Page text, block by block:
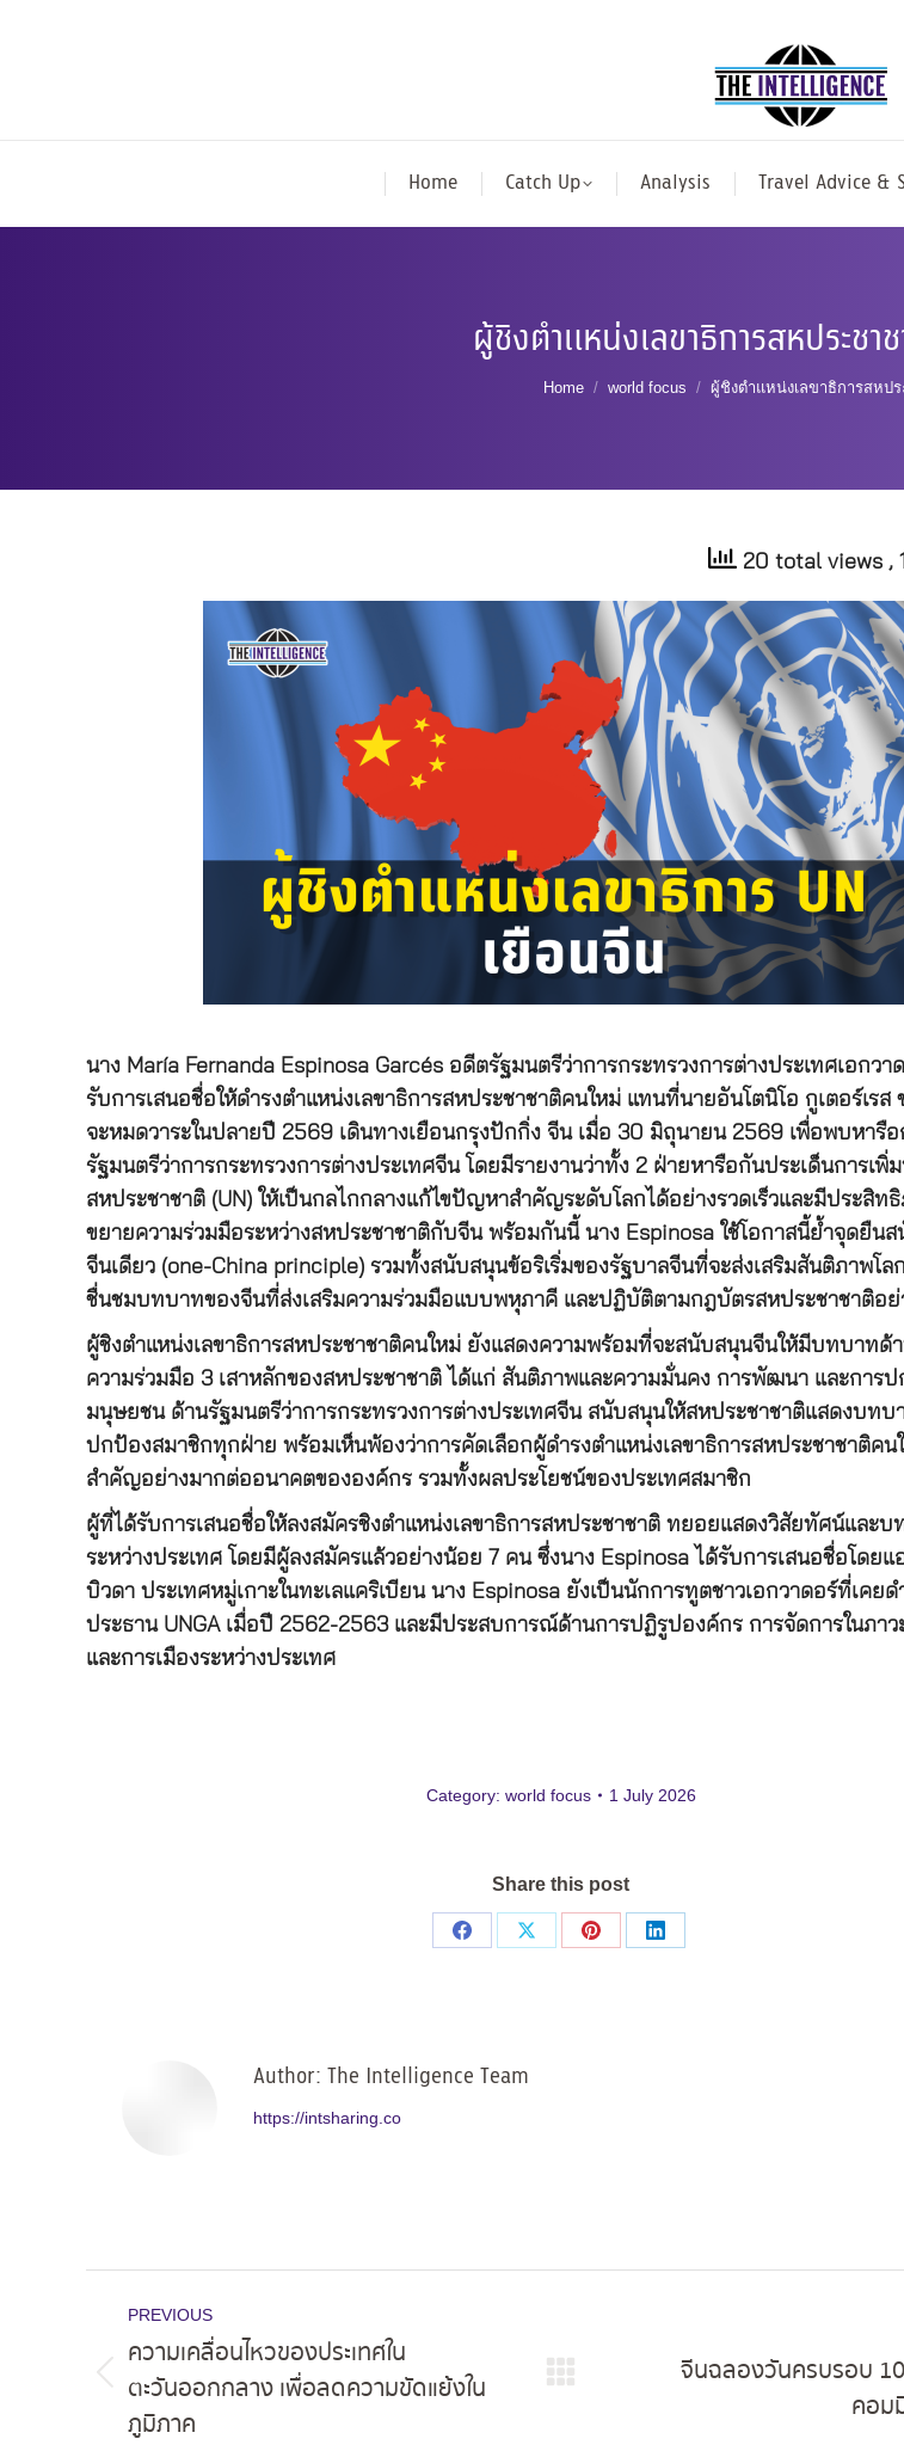
Home Catch Up Analysis Travel Advice &
ผู้ชิงตำแหน่งเลขาธิการสหประช
You are here:
Home world focus ผู้ชิงตำแหน่งเลขาธิการสหป
20 total views ,
นาง María Fernanda Espinosa Garcés อดีตรัฐมนตรีว่าการกระทรวงการต่างประเทศเอกวา
รับการเสนอชื่อให้ดำรงตำแหน่งเลขาธิการสหประชาชาติคนใหม่ แทนที่นายอันโตนิโอ กูเตอร์เรส
จะหมดวาระในปลายปี 2569 เดินทางเยือนกรุงปักกิ่ง จีน เมื่อ 30 มิถุนายน 2569 เพื่อพบหารื
รัฐมนตรีว่าการกระทรวงการต่างประเทศจีน โดยมีรายงานว่าทั้ง 2 ฝ่ายหารือกันประเด็นการเ
สหประชาชาติ (UN) ให้เป็นกลไกกลางแก้ไขปัญหาสำคัญระดับโลกได้อย่างรวดเร็วและมีประสิท
ขยายความร่วมมือระหว่างสหประชาชาติกับจีน พร้อมกันนี้ นาง Espinosa ใช้โอกาสนี้ย้ำจุดยืน
จีนเดียว (one-China principle) รวมทั้งสนับสนุนข้อริเริ่มของรัฐบาลจีนที่จะส่งเสริมสันติภาพโ
ชื่นชมบทบาทของจีนที่ส่งเสริมความร่วมมือแบบพหุภาคี และปฏิบัติตามกฎบัตรสหประชาชาติอย่
ผู้ชิงตำแหน่งเลขาธิการสหประชาชาติคนใหม่ ยังแสดงความพร้อมที่จะสนับสนุนจีนให้มีบทบาทด้
ความร่วมมือ 3 เสาหลักของสหประชาชาติ ได้แก่ สันติภาพและความมั่นคง การพัฒนา และการ
มนุษยชน ด้านรัฐมนตรีว่าการกระทรวงการต่างประเทศจีน สนับสนุนให้สหประชาชาติแสดงบทบ
ปกป้องสมาชิกทุกฝ่าย พร้อมเห็นพ้องว่าการคัดเลือกผู้ดำรงตำแหน่งเลขาธิการสหประชาชาติคน
สำคัญอย่างมากต่ออนาคตขององค์กร รวมทั้งผลประโยชน์ของประเทศสมาชิก
ผู้ที่ได้รับการเสนอชื่อให้ลงสมัครชิงตำแหน่งเลขาธิการสหประชาชาติ ทยอยแสดงวิสัยทัศน์และบ
ระหว่างประเทศ โดยมีผู้ลงสมัครแล้วอย่างน้อย 7 คน ซึ่งนาง Espinosa ได้รับการเสนอชื่อโดย
บิวดา ประเทศหมู่เกาะในทะเลแคริเบียน นาง Espinosa ยังเป็นนักการทูตชาวเอกวาดอร์ที่เคยด
ประธาน UNGA เมื่อปี 2562-2563 และมีประสบการณ์ด้านการปฏิรูปองค์กร การจัดการในภา
และการเมืองระหว่างประเทศ
Category: world focus 1 July 2026
Share this post
Share
Share
Share
Share
Author: The Intelligence Team
https://intsharing.co
navigation
PREVIOUS
Previous
post:
ความเคลื่อนไหวของประเทศใน
ตะวันออกกลาง เพื่อลดความขัดแย้งใน
ภูมิภาค
จีนฉลองวันครบรอบ
คอม